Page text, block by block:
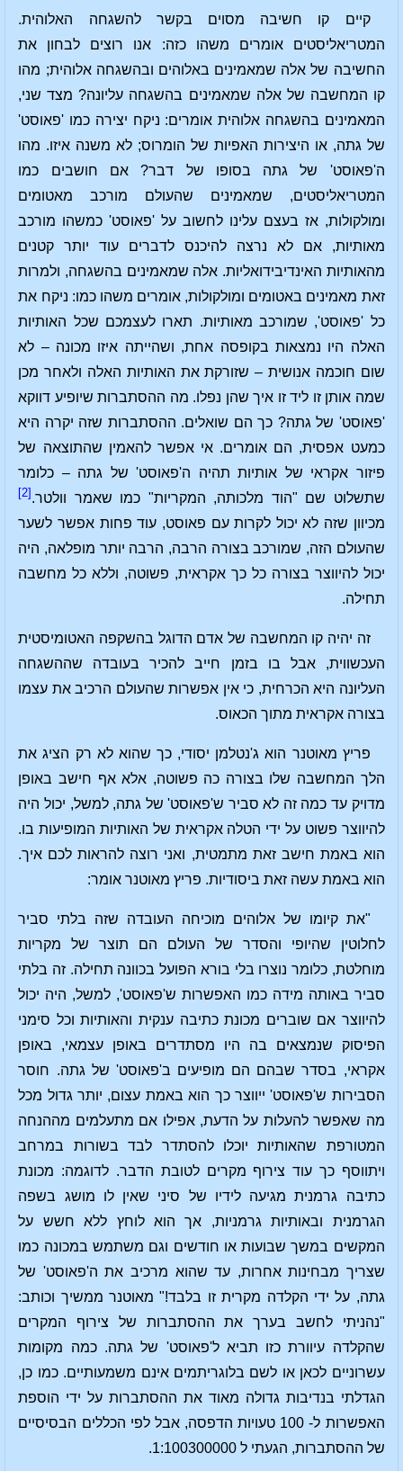
קיים קו חשיבה מסוים בקשר להשגחה האלוהית.
המטריאליסטים אומרים משהו כזה: אנו רוצים לבחון את
החשיבה של אלה שמאמינים באלוהים ובהשגחה אלוהית; מהו
קו המחשבה של אלה שמאמינים בהשגחה עליונה? מצד שני,
המאמינים בהשגחה אלוהית אומרים: ניקח יצירה כמו 'פאוסט'
של גתה, או היצירות האפיות של הומרוס; לא משנה איזו. מהו
ה'פאוסט' של גתה בסופו של דבר? אם חושבים כמו
המטריאליסטים, שמאמינים שהעולם מורכב מאטומים
ומולקולות, אז בעצם עלינו לחשוב על 'פאוסט' כמשהו מורכב
מאותיות, אם לא נרצה להיכנס לדברים עוד יותר קטנים
מהאותיות האינדיבידואליות. אלה שמאמינים בהשגחה, ולמרות
זאת מאמינים באטומים ומולקולות, אומרים משהו כמו: ניקח את
כל 'פאוסט', שמורכב מאותיות. תארו לעצמכם שכל האותיות
האלה היו נמצאות בקופסה אחת, ושהייתה איזו מכונה – לא
שום חוכמה אנושית – שזורקת את האותיות האלה ולאחר מכן
שמה אותן זו ליד זו איך שהן נפלו. מה ההסתברות שיופיע דווקא
'פאוסט' של גתה? כך הם שואלים. ההסתברות שזה יקרה היא
כמעט אפסית, הם אומרים. אי אפשר להאמין שהתוצאה של
פיזור אקראי של אותיות תהיה ה'פאוסט' של גתה – כלומר
שתשלוט שם "הוד מלכותה, המקריות" כמו שאמר וולטר. [2]
מכיוון שזה לא יכול לקרות עם פאוסט, עוד פחות אפשר לשער
שהעולם הזה, שמורכב בצורה הרבה, הרבה יותר מופלאה, היה
יכול להיווצר בצורה כל כך אקראית, פשוטה, וללא כל מחשבה
תחילה.
זה יהיה קו המחשבה של אדם הדוגל בהשקפה האטומיסטית
העכשווית, אבל בו בזמן חייב להכיר בעובדה שההשגחה
העליונה היא הכרחית, כי אין אפשרות שהעולם הרכיב את עצמו
בצורה אקראית מתוך הכאוס.
פריץ מאוטנר הוא ג'נטלמן יסודי, כך שהוא לא רק הציג את
הלך המחשבה שלו בצורה כה פשוטה, אלא אף חישב באופן
מדויק עד כמה זה לא סביר ש'פאוסט' של גתה, למשל, יכול היה
להיווצר פשוט על ידי הטלה אקראית של האותיות המופיעות בו.
הוא באמת חישב זאת מתמטית, ואני רוצה להראות לכם איך.
הוא באמת עשה זאת ביסודיות. פריץ מאוטנר אומר:
"את קיומו של אלוהים מוכיחה העובדה שזה בלתי סביר
לחלוטין שהיופי והסדר של העולם הם תוצר של מקריות
מוחלטת, כלומר נוצרו בלי בורא הפועל בכוונה תחילה. זה בלתי
סביר באותה מידה כמו האפשרות ש'פאוסט', למשל, היה יכול
להיווצר אם שוברים מכונת כתיבה ענקית והאותיות וכל סימני
הפיסוק שנמצאים בה היו מסתדרים באופן עצמאי, באופן
אקראי, בסדר שבהם הם מופיעים ב'פאוסט' של גתה. חוסר
הסבירות ש'פאוסט' ייווצר כך הוא באמת עצום, יותר גדול מכל
מה שאפשר להעלות על הדעת, אפילו אם מתעלמים מההנחה
המטורפת שהאותיות יוכלו להסתדר לבד בשורות במרחב
ויתווסף כך עוד צירוף מקרים לטובת הדבר. לדוגמה: מכונת
כתיבה גרמנית מגיעה לידיו של סיני שאין לו מושג בשפה
הגרמנית ובאותיות גרמניות, אך הוא לוחץ ללא חשש על
המקשים במשך שבועות או חודשים וגם משתמש במכונה כמו
שצריך מבחינות אחרות, עד שהוא מרכיב את ה'פאוסט' של
גתה, על ידי הקלדה מקרית זו בלבד!" מאוטנר ממשיך וכותב:
"נהניתי לחשב בערך את ההסתברות של צירוף המקרים
שהקלדה עיוורת כזו תביא ל'פאוסט' של גתה. כמה מקומות
עשרוניים לכאן או לשם בלוגריתמים אינם משמעותיים. כמו כן,
הגדלתי בנדיבות גדולה מאוד את ההסתברות על ידי הוספת
האפשרות ל- 100 טעויות הדפסה, אבל לפי הכללים הבסיסיים
של ההסתברות, הגעתי ל 1:100300000.